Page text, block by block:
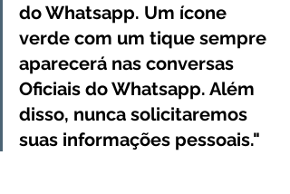
do Whatsapp. Um ícone
verde com um tique sempre
aparecerá nas conversas
Oficiais do Whatsapp. Além
disso, nunca solicitaremos
suas informações pessoais."